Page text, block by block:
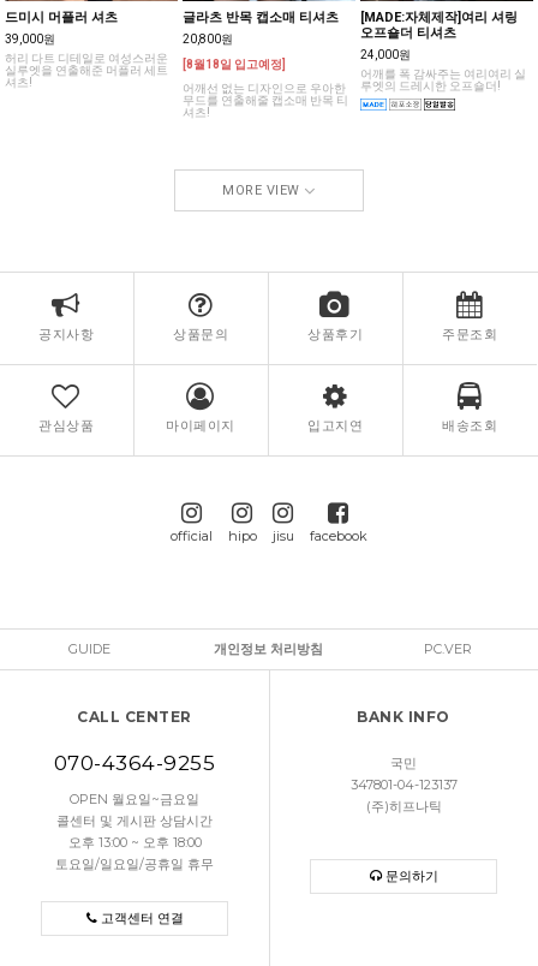
드미시 머플러 셔츠
39,000원
허리 다트 디테일로 여성스러운
실루엣을 연출해준 머플러 세트
셔츠!
글라츠 반목 캡소매 티셔츠
20,800원
[8월18일 입고예정]
어깨선 없는 디자인으로 우아한
무드를 연출해줄 캡소매 반목 티
셔츠!
[MADE:자체제작]여리 셔링
오프숄더 티셔츠
24,000원
어깨를 폭 감싸주는 여리여리 실
루엣의 드레시한 오프숄더!
MORE VIEW
공지사항 상품문의 상품후기 주문조회
관심상품 마이페이지 입고지연 배송조회
official hipo jisu facebook
GUIDE 개인정보 처리방침 PC.VER
CALL CENTER
070-4364-9255
OPEN 월요일~금요일
콜센터 및 게시판 상담시간
오후 13:00 ~ 오후 18:00
토요일/일요일/공휴일 휴무
고객센터 연결
BANK INFO
국민
347801-04-123137
(주)히프나틱
문의하기